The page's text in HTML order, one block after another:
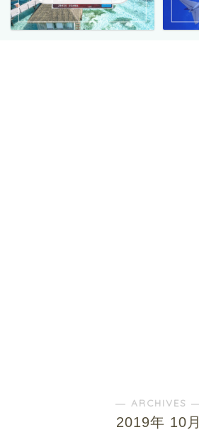
― ARCHIVES
2019年 10月